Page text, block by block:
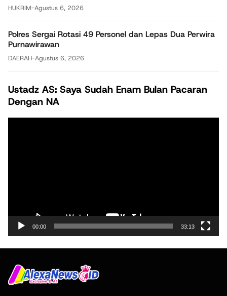
HUKRIM-Agustus 6, 2026
Polres Sergai Rotasi 49 Personel dan Lepas Dua Perwira
Purnawirawan
DAERAH-Agustus 6, 2026
Ustadz AS: Saya Sudah Enam Bulan Pacaran
Dengan NA
00:00 33:13